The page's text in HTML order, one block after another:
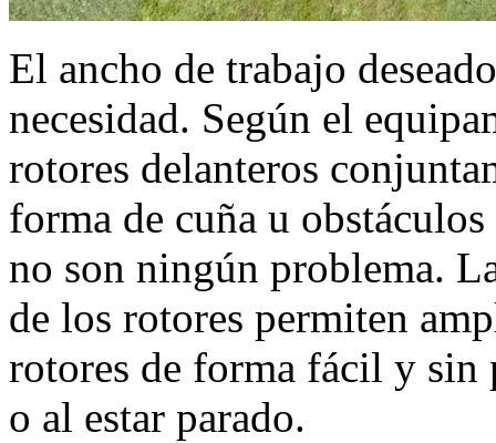
El ancho de trabajo
necesidad. Según el
rotores delanteros
forma de cuña u
no son ningún problema.
de los rotores permiten
rotores de forma fácil y sin
o al estar parado.